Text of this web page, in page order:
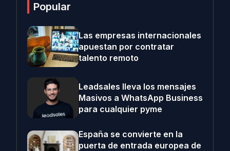
Popular
Las empresas internacionales
apuestan por contratar
talento remoto
Leadsales lleva los mensajes
Masivos a WhatsApp Business
para cualquier pyme
España se convierte en la
puerta de entrada europea de